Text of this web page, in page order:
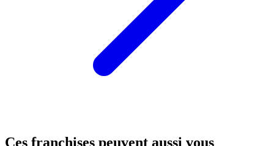
Ces franchises peuvent aussi vous